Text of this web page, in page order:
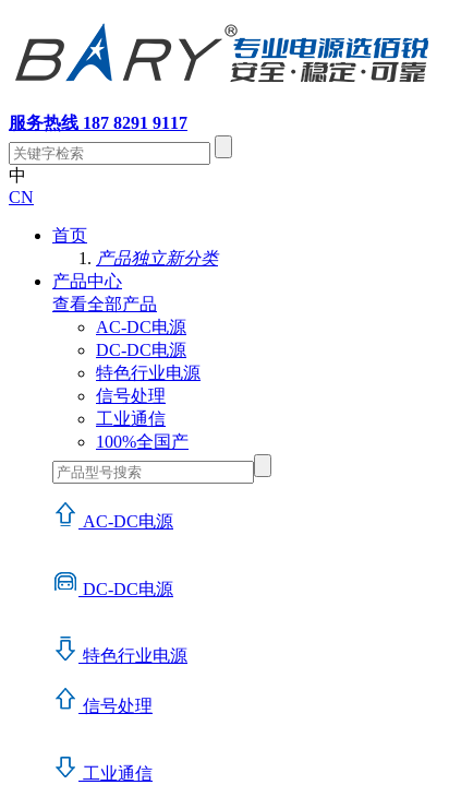
服务热线 187 8291 9117
中
CN
首页
产品独立新分类
产品中心
查看全部产品
AC-DC电源
DC-DC电源
特色行业电源
信号处理
工业通信
100%全国产
AC-DC电源
DC-DC电源
特色行业电源
信号处理
工业通信